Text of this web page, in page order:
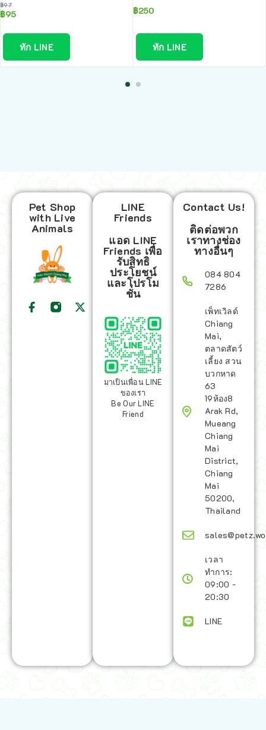
฿97
฿95
ทัก LINE
฿250
ทัก LINE
Pet Shop
with Live
Animals
LINE
Friends
แอด LINE
Friends เพื่อ
รับสิทธิ
ประโยชน์
และโปรโม
ชั่น
มาเป็นเพื่อน LINE
ของเรา
Be Our LINE
Friend
Contact Us!
ติดต่อพวก
เราทางช่อง
ทางอื่นๆ
084 804
7286
เพ็ทเวิลด์
Chiang
Mai,
ตลาดสัตว์
เลี้ยง สวน
บวกหาด
63
19ห้อง8
Arak Rd,
Mueang
Chiang
Mai
District,
Chiang
Mai
50200,
Thailand
เวลา
ทำการ:
09:00 -
20:30
LINE